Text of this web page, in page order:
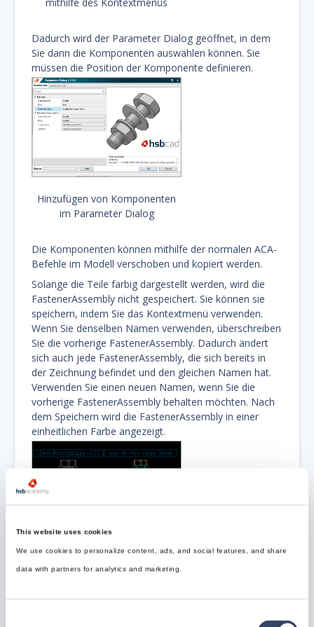
This website uses cookies
We use cookies to personalize content, ads, and social features, and share
data with partners for analytics and marketing.
Dadurch wird der Parameter Dialog geöffnet, in dem
Sie dann die Komponenten auswählen können. Sie
müssen die Position der Komponente definieren.
Hinzufügen von Komponenten
im Parameter Dialog
Die Komponenten können mithilfe der normalen ACA-
Befehle im Modell verschoben und kopiert werden.
Solange die Teile farbig dargestellt werden, wird die
FastenerAssembly nicht gespeichert. Sie können sie
speichern, indem Sie das Kontextmenü verwenden.
Wenn Sie denselben Namen verwenden, überschreiben
Sie die vorherige FastenerAssembly. Dadurch ändert
sich auch jede FastenerAssembly, die sich bereits in
der Zeichnung befindet und den gleichen Namen hat.
Verwenden Sie einen neuen Namen, wenn Sie die
vorherige FastenerAssembly behalten möchten. Nach
dem Speichern wird die FastenerAssembly in einer
einheitlichen Farbe angezeigt.
Links: gespeicherte